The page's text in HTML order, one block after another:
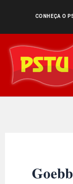
conteúdo
CONHEÇA O